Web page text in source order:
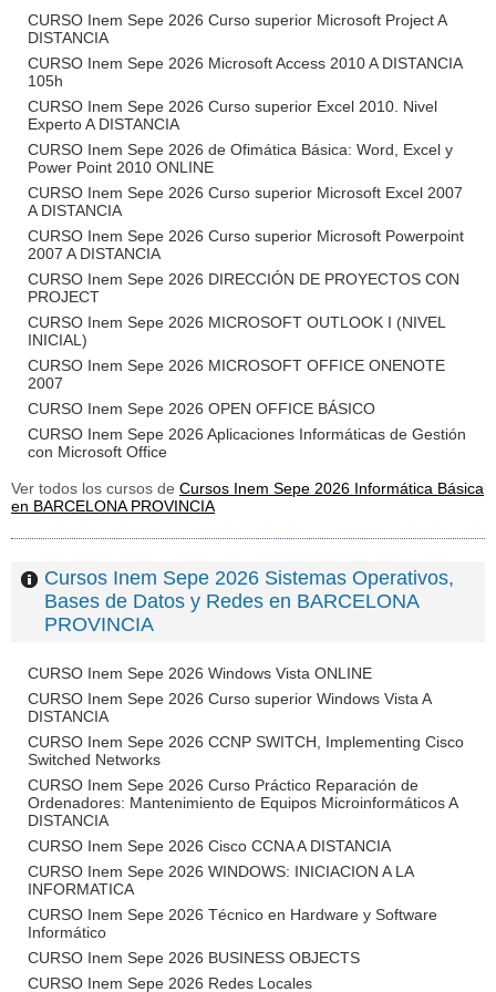
CURSO Inem Sepe 2026 Curso superior Microsoft Project A
DISTANCIA
CURSO Inem Sepe 2026 Microsoft Access 2010 A DISTANCIA
105h
CURSO Inem Sepe 2026 Curso superior Excel 2010. Nivel
Experto A DISTANCIA
CURSO Inem Sepe 2026 de Ofimática Básica: Word, Excel y
Power Point 2010 ONLINE
CURSO Inem Sepe 2026 Curso superior Microsoft Excel 2007
A DISTANCIA
CURSO Inem Sepe 2026 Curso superior Microsoft Powerpoint
2007 A DISTANCIA
CURSO Inem Sepe 2026 DIRECCIÓN DE PROYECTOS CON
PROJECT
CURSO Inem Sepe 2026 MICROSOFT OUTLOOK I (NIVEL
INICIAL)
CURSO Inem Sepe 2026 MICROSOFT OFFICE ONENOTE
2007
CURSO Inem Sepe 2026 OPEN OFFICE BÁSICO
CURSO Inem Sepe 2026 Aplicaciones Informáticas de Gestión
con Microsoft Office
Ver todos los cursos de Cursos Inem Sepe 2026 Informática Básica
en BARCELONA PROVINCIA
Cursos Inem Sepe 2026 Sistemas Operativos,
Bases de Datos y Redes en BARCELONA
PROVINCIA
CURSO Inem Sepe 2026 Windows Vista ONLINE
CURSO Inem Sepe 2026 Curso superior Windows Vista A
DISTANCIA
CURSO Inem Sepe 2026 CCNP SWITCH, Implementing Cisco
Switched Networks
CURSO Inem Sepe 2026 Curso Práctico Reparación de
Ordenadores: Mantenimiento de Equipos Microinformáticos A
DISTANCIA
CURSO Inem Sepe 2026 Cisco CCNA A DISTANCIA
CURSO Inem Sepe 2026 WINDOWS: INICIACION A LA
INFORMATICA
CURSO Inem Sepe 2026 Técnico en Hardware y Software
Informático
CURSO Inem Sepe 2026 BUSINESS OBJECTS
CURSO Inem Sepe 2026 Redes Locales